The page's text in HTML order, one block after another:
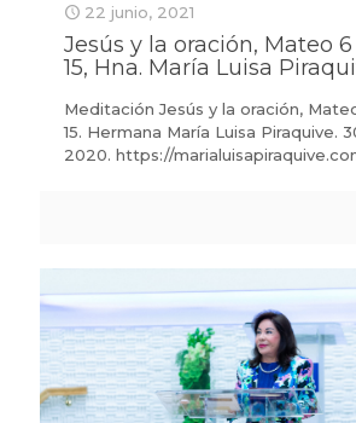
22 junio, 2021
Jesús y la oración, Mateo 6
15, Hna. María Luisa
Meditación Jesús y la oración,
15. Hermana María Luisa Piraquive.
2020. https://